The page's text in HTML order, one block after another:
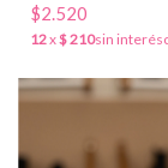
$2.520